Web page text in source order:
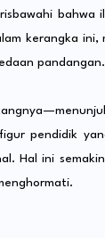
kerangka
pandangan.
pendidik
Hal ini